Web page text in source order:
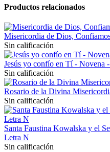
Productos relacionados
Misericordia de Dios,
Sin calificación
Jesús yo confío en Tí - Novena
Sin calificación
Rosario de la Divina
Sin calificación
Santa Faustina Kowalska y el
Letra N
Sin calificación